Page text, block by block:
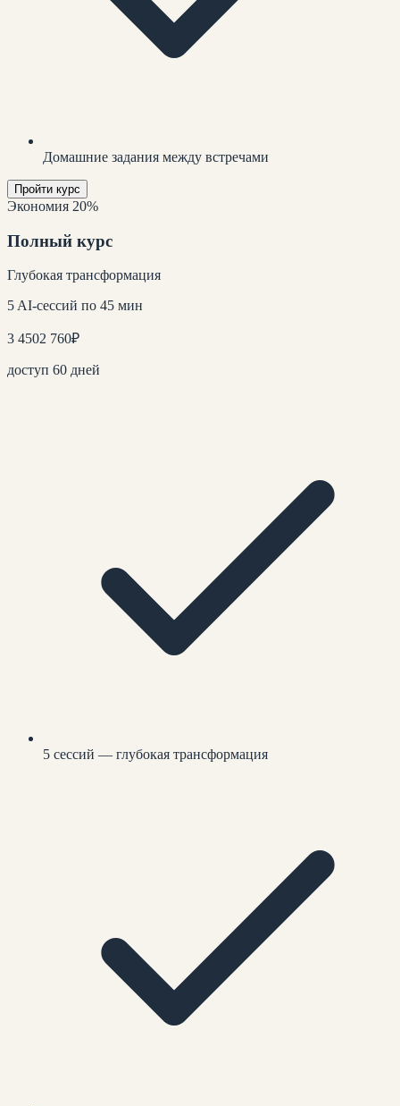
Домашние задания между встречами
Пройти курс
Экономия 20%
Полный курс
Глубокая трансформация
5 AI-сессий по 45 мин
3 4502 760₽
доступ 60 дней
5 сессий — глубокая трансформация